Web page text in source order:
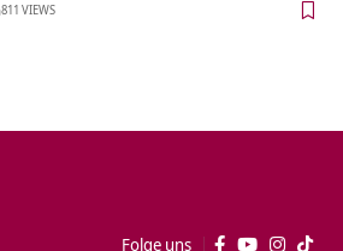
811 VIEWS
Folge uns